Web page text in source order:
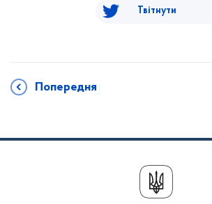
Твітнути
Попередня